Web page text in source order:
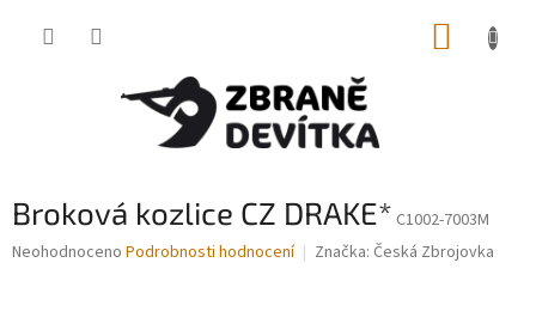
Broková kozlice CZ DRAKE* C1002-7003M
Průměrné
Neohodnoceno Podrobnosti hodnocení Značka: Česká Zbrojovka